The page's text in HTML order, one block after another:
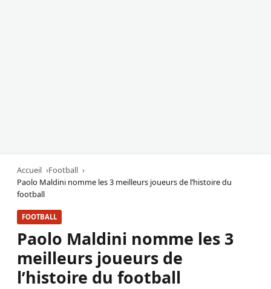
Accueil
Football
Paolo Maldini nomme les 3 meilleurs joueurs de l’histoire du
football
FOOTBALL
Paolo Maldini nomme les 3
meilleurs joueurs de
l’histoire du football